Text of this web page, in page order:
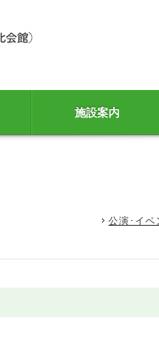
施設案内
公演･イベ